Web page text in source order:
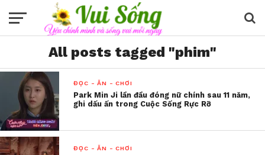
All posts tagged "phim"
ĐỌC - ĂN - CHƠI
Park Min Ji lần đầu đóng nữ chính sau 11 năm,
ghi dấu ấn trong Cuộc Sống Rực Rỡ
ĐỌC - ĂN - CHƠI